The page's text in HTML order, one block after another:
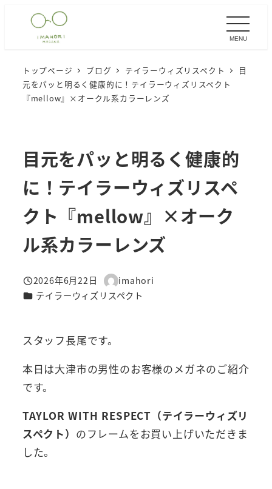
MENU
トップページ ブログ テイラーウィズリスペクト
目
元をパッと明るく健康的に！テイラーウィズリスペクト
『mellow』×オークル系カラーレンズ
目元をパッと明るく健康的
に！テイラーウィズリスペ
クト『mellow』×オーク
ル系カラーレンズ
投稿日
2026年6月22日
著
者
imahori
カテゴリー
テイラーウィズリスペクト
スタッフ長尾です。
本日は大津市の男性のお客様のメガネのご紹介
です。
TAYLOR WITH RESPECT（テイラーウィズリ
スペクト） のフレームをお買い上げいただきま
した。